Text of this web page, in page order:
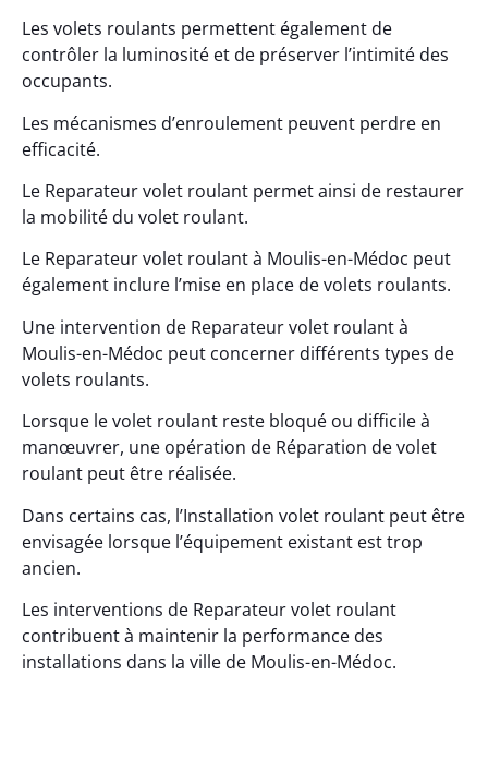
Les volets roulants permettent également de
contrôler la luminosité et de préserver l’intimité des
occupants.
Les mécanismes d’enroulement peuvent perdre en
efficacité.
Le Reparateur volet roulant permet ainsi de restaurer
la mobilité du volet roulant.
Le Reparateur volet roulant à Moulis-en-Médoc peut
également inclure l’mise en place de volets roulants.
Une intervention de Reparateur volet roulant à
Moulis-en-Médoc peut concerner différents types de
volets roulants.
Lorsque le volet roulant reste bloqué ou difficile à
manœuvrer, une opération de Réparation de volet
roulant peut être réalisée.
Dans certains cas, l’Installation volet roulant peut être
envisagée lorsque l’équipement existant est trop
ancien.
Les interventions de Reparateur volet roulant
contribuent à maintenir la performance des
installations dans la ville de Moulis-en-Médoc.